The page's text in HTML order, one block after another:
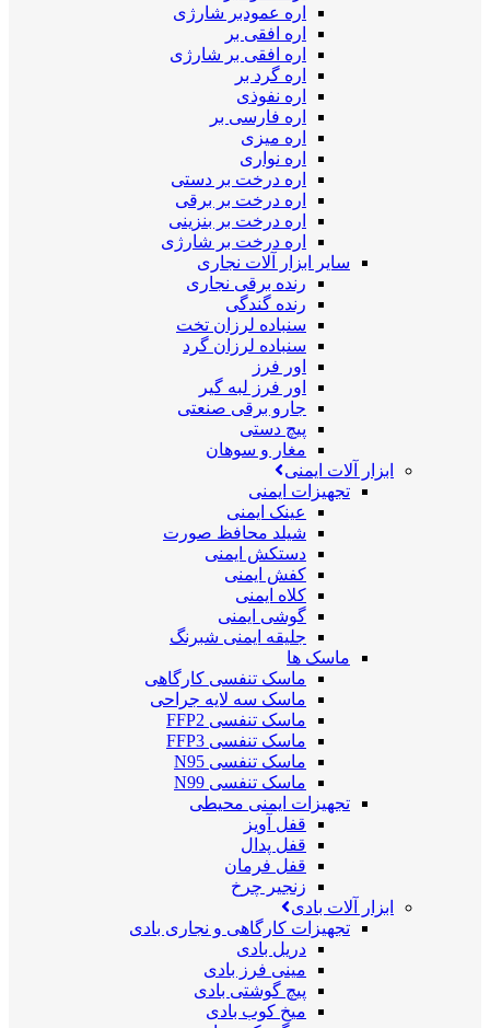
اره عمودبر شارژی
اره افقی بر
اره افقی بر شارژی
اره گرد بر
اره نفوذی
اره فارسی بر
اره میزی
اره نواری
اره درخت بر دستی
اره درخت بر برقی
اره درخت بر بنزینی
اره درخت بر شارژی
سایر ابزار آلات نجاری
رنده برقی نجاری
رنده گندگی
سنباده لرزان تخت
سنباده لرزان گرد
اور فرز
اور فرز لبه گیر
جارو برقی صنعتی
پیچ دستی
مغار و سوهان
ابزار آلات ایمنی
تجهیزات ایمنی
عینک ایمنی
شیلد محافظ صورت
دستکش ایمنی
کفش ایمنی
کلاه ایمنی
گوشی ایمنی
جلیقه ایمنی شبرنگ
ماسک ها
ماسک تنفسی کارگاهی
ماسک سه لایه جراحی
ماسک تنفسی FFP2
ماسک تنفسی FFP3
ماسک تنفسی N95
ماسک تنفسی N99
تجهیزات ایمنی محیطی
قفل آویز
قفل پدال
قفل فرمان
زنجیر چرخ
ابزار آلات بادی
تجهیزات کارگاهی و نجاری بادی
دریل بادی
مینی فرز بادی
پیچ گوشتی بادی
میخ کوب بادی